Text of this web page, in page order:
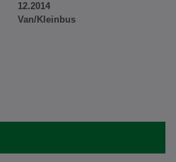
12.2014
Van/Kleinbus